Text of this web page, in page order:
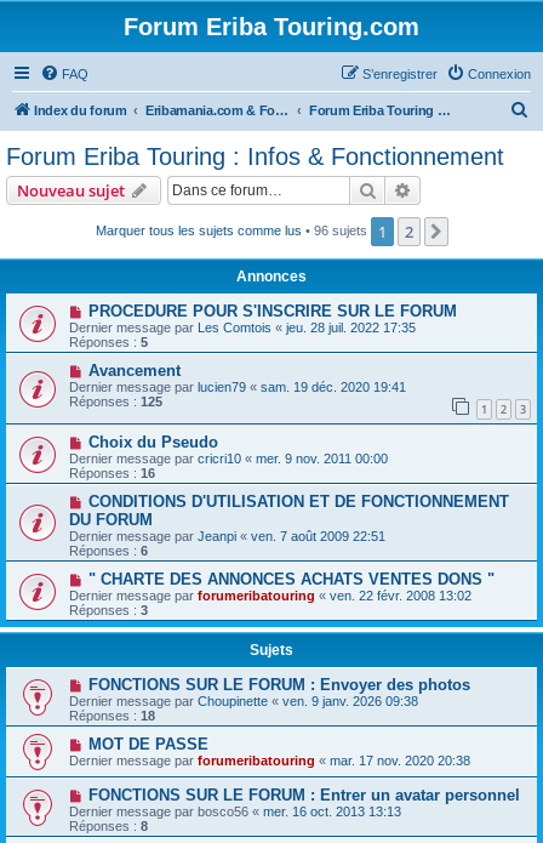
Forum Eriba Touring.com
FAQ Connexion
S’enregistrer
Index du forum Eribamania.com & Forum Eriba Touring.com Forum Eriba Touring : Infos & Fonctionnement
Forum Eriba Touring : Infos & Fonctionnement
Nouveau sujet Rechercher
Marquer tous les sujets comme lus • 96 sujets 1 2
Annonces
PROCEDURE POUR S'INSCRIRE SUR LE FORUM
Dernier message par Les Comtois « jeu. 28 juil. 2022 17:35
Réponses : 5
Avancement
Dernier message par lucien79 « sam. 19 déc. 2020 19:41
Réponses : 125 1 2 3
Choix du Pseudo
Dernier message par cricri10 « mer. 9 nov. 2011 00:00
Réponses : 16
CONDITIONS D'UTILISATION ET DE FONCTIONNEMENT
DU FORUM
Dernier message par Jeanpi « ven. 7 août 2009 22:51
Réponses : 6
" CHARTE DES ANNONCES ACHATS VENTES DONS "
Dernier message par forumeribatouring « ven. 22 févr. 2008 13:02
Réponses : 3
Sujets
FONCTIONS SUR LE FORUM : Envoyer des photos
Dernier message par Choupinette « ven. 9 janv. 2026 09:38
Réponses : 18
MOT DE PASSE
Dernier message par forumeribatouring « mar. 17 nov. 2020 20:38
FONCTIONS SUR LE FORUM : Entrer un avatar personnel
Dernier message par bosco56 « mer. 16 oct. 2013 13:13
Réponses : 8